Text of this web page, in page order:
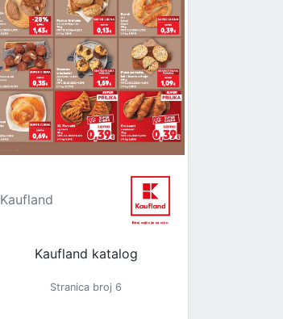
Kaufland
Kaufland katalog
Stranica broj 6